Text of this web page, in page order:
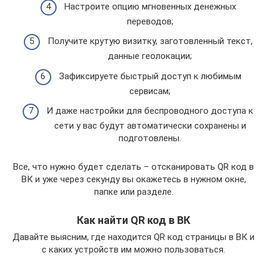
Настроите опцию мгновенных денежных
переводов;
Получите крутую визитку, заготовленный текст,
данные геолокации;
Зафиксируете быстрый доступ к любимым
сервисам;
И даже настройки для беспроводного доступа к
сети у вас будут автоматически сохранены и
подготовлены.
Все, что нужно будет сделать – отсканировать QR код в
ВК и уже через секунду вы окажетесь в нужном окне,
папке или разделе.
Как найти QR код в ВК
Давайте выясним, где находится QR код страницы в ВК и
с каких устройств им можно пользоваться.